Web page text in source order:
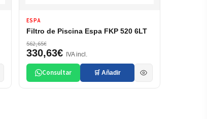
ESPA
Filtro de Piscina Espa FKP 520 6LT
562,65€
330,63€ IVA incl.
Consultar 🛒 Añadir